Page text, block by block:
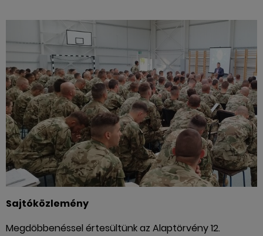
Sajtóközlemény
Megdöbbenéssel értesültünk az Alaptörvény 12.